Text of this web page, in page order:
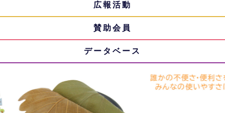
ャ
ュ
ー
広報活動
賛助会員
データベース